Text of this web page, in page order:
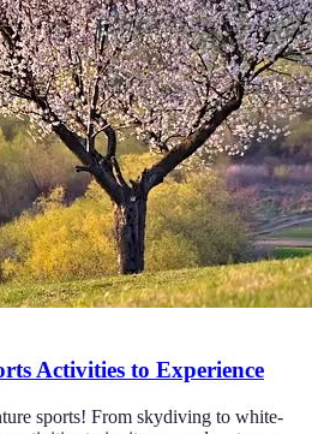
Activities to Experience
sports! From skydiving to white-